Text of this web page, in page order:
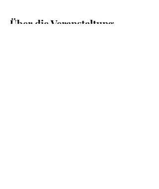
Über die Veranstaltung